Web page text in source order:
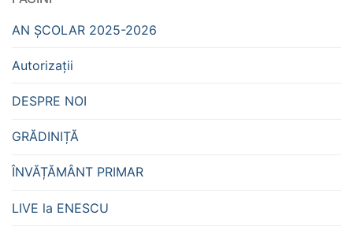
AN ȘCOLAR 2025-2026
Autorizații
DESPRE NOI
GRĂDINIȚĂ
ÎNVĂȚĂMÂNT PRIMAR
LIVE la ENESCU